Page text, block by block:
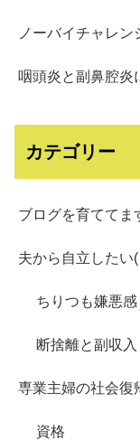
ノーバイチャレ
咽頭炎と副鼻腔炎
カテゴリー
ブログを育ててま
夫から自立したい(
ちりつも嫌悪感
断捨離と副収入
専業主婦の社会復
資格